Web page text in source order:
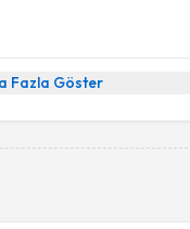
Fazla Göster